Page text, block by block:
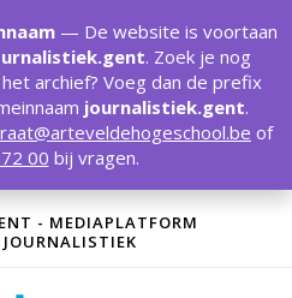
- MEDIAPLATFORM
JOURNALISTIEK
— De website is voortaan
. Zoek je nog
archief? Voeg dan de prefix
journalistiek.gent.
of
00 bij vragen.